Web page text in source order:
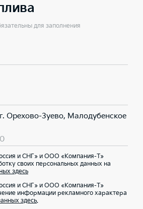
для заполнения
Орехово-Зуево, Малодубенское
и СНГ» и ООО «Компания-Т»
своих персональных данных на
здесь
и СНГ» и ООО «Компания-Т»
информации рекламного характера
здесь.